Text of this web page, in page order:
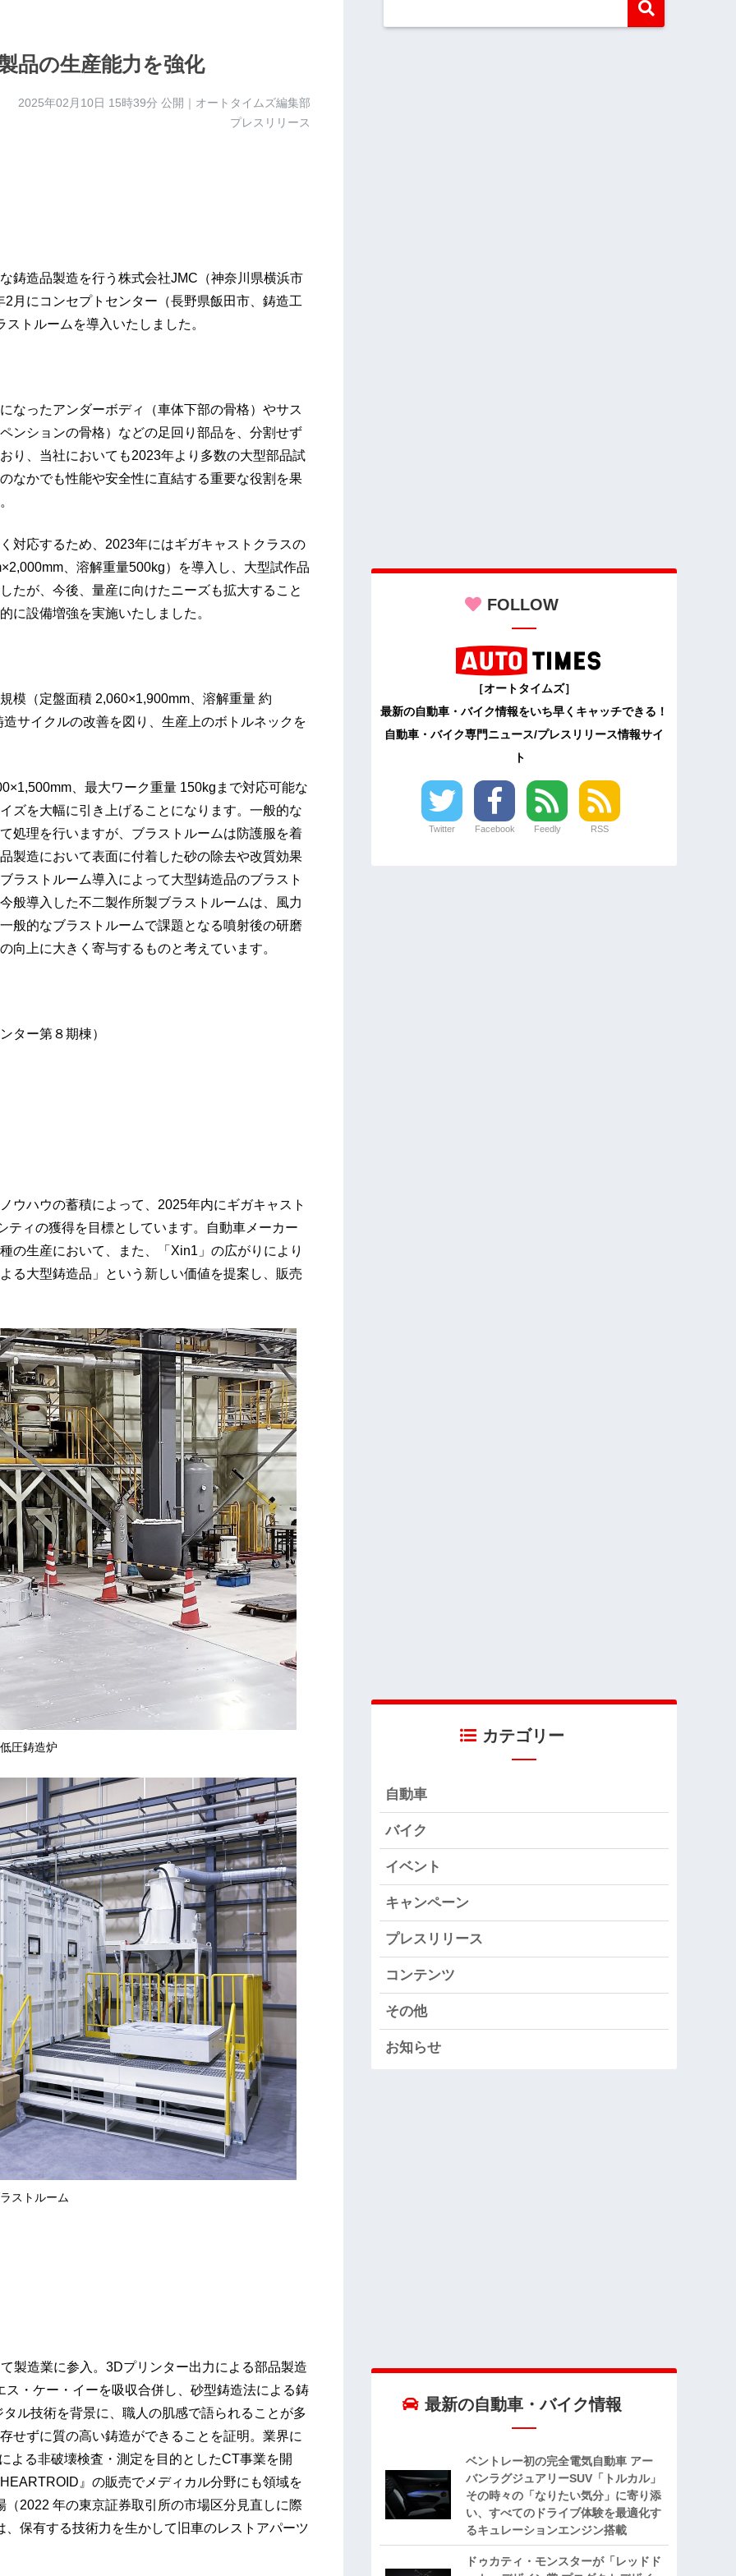
品の生産能力を強化
2025年02月10日 15時39分 公開｜オートタイムズ編集部
プレスリリース
鋳造品製造を行う株式会社JMC（神奈川県横浜市
月にコンセプトセンター（長野県飯田市、鋳造工
トルームを導入いたしました。
なったアンダーボディ（車体下部の骨格）やサス
ンションの骨格）などの足回り部品を、分割せず
り、当社においても2023年より多数の大型部品試
なかでも性能や安全性に直結する重要な役割を果
対応するため、2023年にはギガキャストクラスの
、溶解重量500kg）を導入し、大型試作品
たが、今後、量産に向けたニーズも拡大すること
に設備増強を実施いたしました。
（定盤面積 2,060×1,900mm、溶解重量 約
サイクルの改善を図り、生産上のボトルネックを
、最大ワーク重量 150kgまで対応可能な
ズを大幅に引き上げることになります。一般的な
処理を行いますが、ブラストルームは防護服を着
製造において表面に付着した砂の除去や改質効果
ラストルーム導入によって大型鋳造品のブラスト
般導入した不二製作所製ブラストルームは、風力
般的なブラストルームで課題となる噴射後の研磨
向上に大きく寄与するものと考えています。
ター第８期棟）
ハウの蓄積によって、2025年内にギガキャスト
ィの獲得を目標としています。自動車メーカー
の生産において、また、「Xin1」の広がりにより
る大型鋳造品」という新しい価値を提案し、販売
圧鋳造炉
ストルーム
製造業に参入。3Dプリンター出力による部品製造
・ケー・イーを吸収合併し、砂型鋳造法による鋳
ル技術を背景に、職人の肌感で語られることが多
せずに質の高い鋳造ができることを証明。業界に
よる非破壊検査・測定を目的としたCT事業を開
』の販売でメディカル分野にも領域を
2022 年の東京証券取引所の市場区分見直しに際
保有する技術力を生かして旧車のレストアパーツ
FOLLOW
［オートタイムズ］
最新の自動車・バイク情報をいち早くキャッチできる！
自動車・バイク専門ニュース/プレスリリース情報サイ
ト
Twitter Facebook Feedly RSS
カテゴリー
自動車
バイク
イベント
キャンペーン
プレスリリース
コンテンツ
その他
お知らせ
最新の自動車・バイク情報
ベントレー初の完全電気自動車 アー
バンラグジュアリーSUV「トルカル」
その時々の「なりたい気分」に寄り添
い、すべてのドライブ体験を最適化す
るキュレーションエンジン搭載
ドゥカティ・モンスターが「レッドド